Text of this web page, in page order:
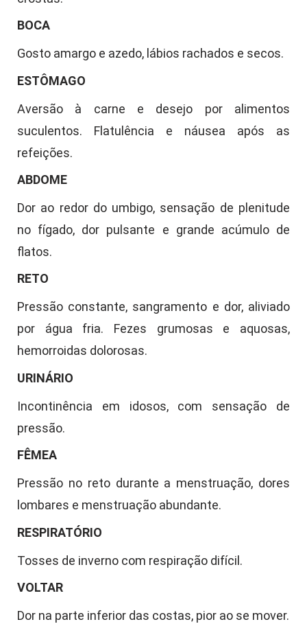
BOCA
Gosto amargo e azedo, lábios rachados e secos.
ESTÔMAGO
Aversão à carne e desejo por alimentos
suculentos. Flatulência e náusea após as
refeições.
ABDOME
Dor ao redor do umbigo, sensação de plenitude
no fígado, dor pulsante e grande acúmulo de
flatos.
RETO
Pressão constante, sangramento e dor, aliviado
por água fria. Fezes grumosas e aquosas,
hemorroidas dolorosas.
URINÁRIO
Incontinência em idosos, com sensação de
pressão.
FÊMEA
Pressão no reto durante a menstruação, dores
lombares e menstruação abundante.
RESPIRATÓRIO
Tosses de inverno com respiração difícil.
VOLTAR
Dor na parte inferior das costas, pior ao se mover.